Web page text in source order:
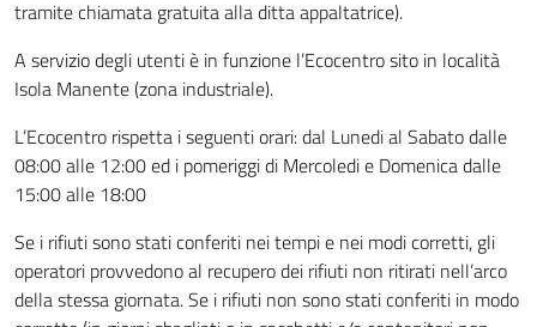
tramite chiamata gratuita alla ditta appaltatrice).
A servizio degli utenti è in funzione l’Ecocentro sito in località
Isola Manente (zona industriale).
L’Ecocentro rispetta i seguenti orari: dal Lunedi al Sabato dalle
08:00 alle 12:00 ed i pomeriggi di Mercoledi e Domenica dalle
15:00 alle 18:00
Se i rifiuti sono stati conferiti nei tempi e nei modi corretti, gli
operatori provvedono al recupero dei rifiuti non ritirati nell’arco
della stessa giornata. Se i rifiuti non sono stati conferiti in modo